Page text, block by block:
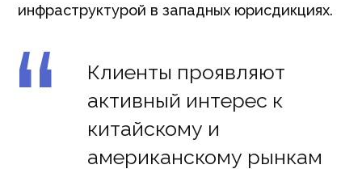
инфраструктурой в западных юрисдикциях.
“
Клиенты проявляют
активный интерес к
китайскому и
американскому рынкам